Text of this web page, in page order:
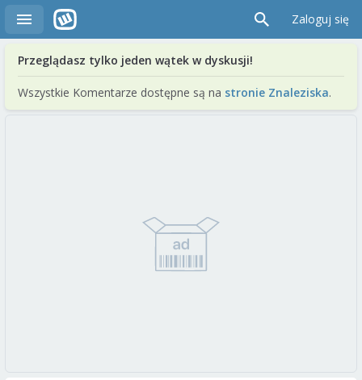
Zaloguj się
Przeglądasz tylko jeden wątek w dyskusji!
Wszystkie Komentarze dostępne są na stronie Znaleziska.